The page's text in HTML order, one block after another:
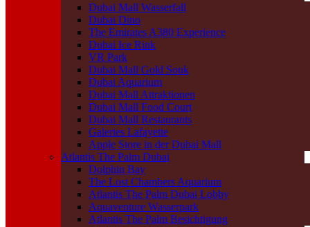
Dubai Mall Wasserfall
Dubai Dino
The Emirates A380 Experience
Dubai Ice Rink
VR Park
Dubai Mall Gold Souk
Dubai Aquarium
Dubai Mall Attraktionen
Dubai Mall Food Court
Dubai Mall Restaurants
Galeries Lafayette
Apple Store in der Dubai Mall
Atlantis The Palm Dubai
Dolphin Bay
The Lost Chambers Aquarium
Atlantis The Palm Dubai Lobby
Aquaventure Wasserpark
Atlantis The Palm Besichtigung